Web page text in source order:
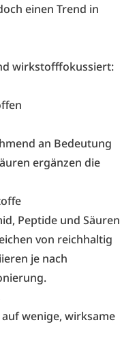
einen Trend in
wirkstofffokussiert:
an Bedeutung
ergänzen die
Peptide und Säuren
von reichhaltig
je nach
wenige, wirksame